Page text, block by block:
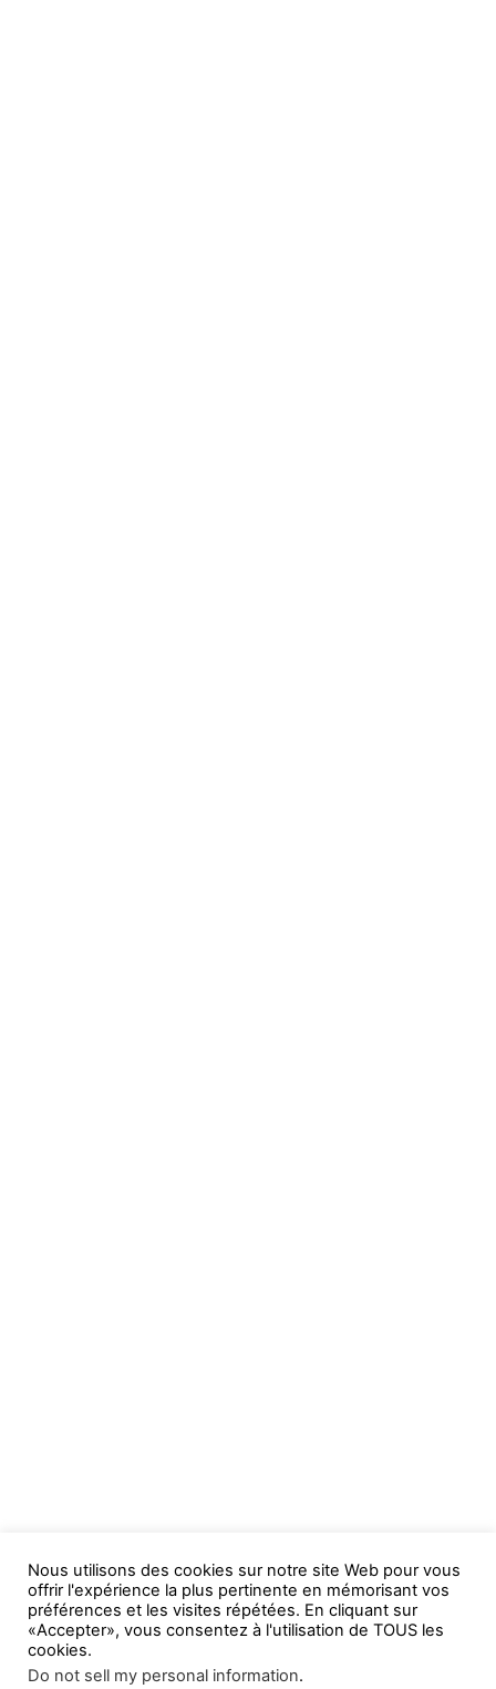
Nous utilisons des cookies sur notre site Web pour vous
offrir l'expérience la plus pertinente en mémorisant vos
préférences et les visites répétées. En cliquant sur
«Accepter», vous consentez à l'utilisation de TOUS les
cookies.
Do not sell my personal information.